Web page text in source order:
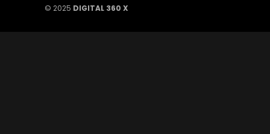
© 2025 DIGITAL 360 X